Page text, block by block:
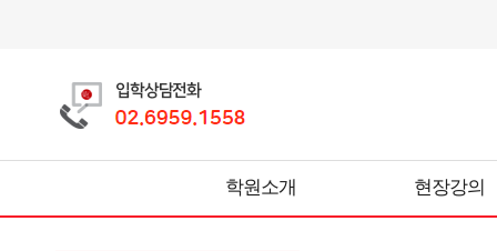
학원소개 현장강의